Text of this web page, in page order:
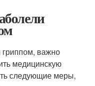
гриппом, важно
медицинскую
следующие меры,